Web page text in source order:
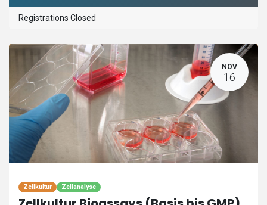
Registrations Closed
NOV
16
Zellkultur Zellanalyse